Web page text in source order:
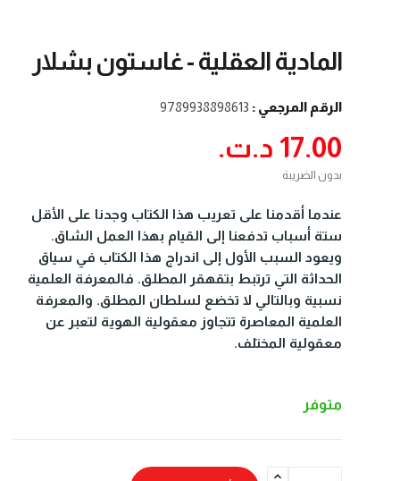
المادية العقلية - غاستون بشلار
الرقم المرجعي : 9789938898613
17.00 د.ت.‏
بدون الضريبة
عندما أقدمنا على تعريب هذا الكتاب وجدنا على الأقل
ستة أسباب تدفعنا إلى القيام بهذا العمل الشاق.
ويعود السبب الأول إلى اندراج هذا الكتاب في سياق
الحداثة التي ترتبط بتقهقر المطلق. فالمعرفة العلمية
نسبية وبالتالي لا تخضع لسلطان المطلق. والمعرفة
العلمية المعاصرة تتجاوز معقولية الهوية لتعبر عن
معقولية المختلف.
متوفر